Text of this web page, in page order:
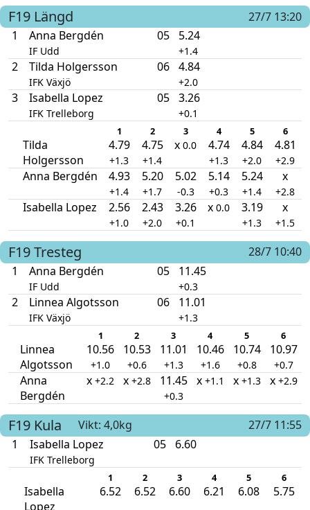
F19 Längd
27/7 13:20
1
Anna Bergdén
IF Udd
05 5.24
+1.4
2 Tilda Holgersson
IFK Växjö
06 4.84
+2.0
3 Isabella Lopez
IFK Trelleborg
05 3.26
+0.1
1 2 3 4 5 6
Tilda
Holgersson
4.79
+1.3
4.75
+1.4
x 0.0 4.74
+1.3
4.84
+2.0
4.81
+2.9
Anna Bergdén 4.93
+1.4
5.20
+1.7
5.02
-0.3
5.14
+0.3
5.24
+1.4
x
+2.8
Isabella Lopez 2.56
+1.0
2.43
+2.0
3.26
+0.1
x 0.0 3.19
+1.3
x
+1.5
F19Tresteg
28/7 10:40
1
Anna Bergdén
IF Udd
05 11.45
+0.3
2 Linnea Algotsson
IFK Växjö
06 11.01
+1.3
1 2 3 4 5 6
Linnea
Algotsson
10.56
+1.0
10.53
+0.6
11.01
+1.3
10.46
+1.6
10.74
+0.8
10.97
+0.7
Anna
Bergdén
x +2.2 x +2.8 11.45
+0.3
x +1.1 x +1.3 x +2.9
F19 Kula Vikt: 4,0kg
27/7 11:55
1
Isabella Lopez
IFK Trelleborg
05 6.60
1 2 3 4 5 6
Isabella
Lopez
6.52 6.52 6.60 6.21 6.08 5.75